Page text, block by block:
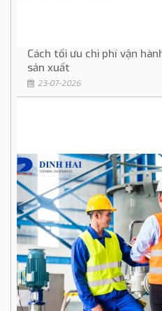
Cách tối ưu chi phí vận
sản xuất
23-07-2026